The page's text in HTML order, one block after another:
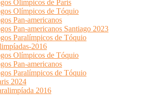
Olímpicos de Paris
Olímpicos de Tóquio
Pan-americanos
Pan-americanos Santiago 2023
Paralímpicos de Tóquio
2016
Olímpicos de Tóquio
Pan-americanos
Paralímpicos de Tóquio
2024
2016